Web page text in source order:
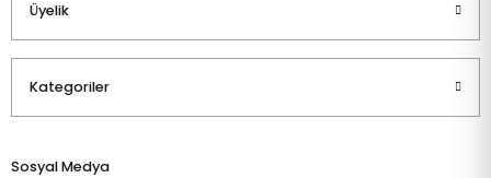
Üyelik
Kategoriler
Sosyal Medya